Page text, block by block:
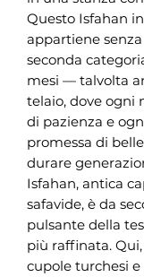
Questo Isfahan
appartiene
seconda
mesi — talvolta
telaio, dove ogni
di pazienza e
promessa di
durare
Isfahan, antica
safavide, è da
pulsante della
più raffinata.
cupole turchesi